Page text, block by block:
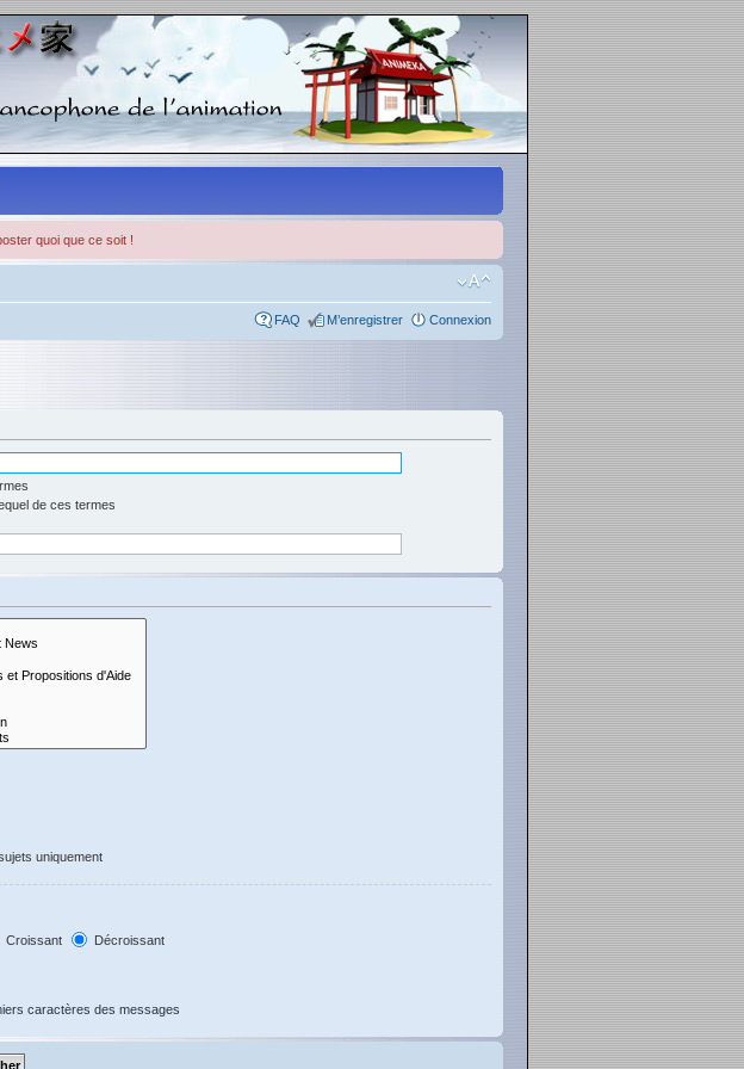
quoi que ce soit !
FAQ M’enregistrer Connexion
de ces termes
uniquement
Croissant Décroissant
caractères des messages